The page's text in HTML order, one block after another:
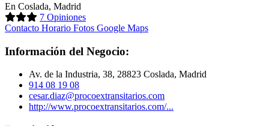
En Coslada, Madrid
7 Opiniones
Contacto Horario Fotos Google Maps
Información del Negocio:
Av. de la Industria, 38, 28823 Coslada, Madrid
914 08 19 08
cesar.diaz@procoextransitarios.com
http://www.procoextransitarios.com/...